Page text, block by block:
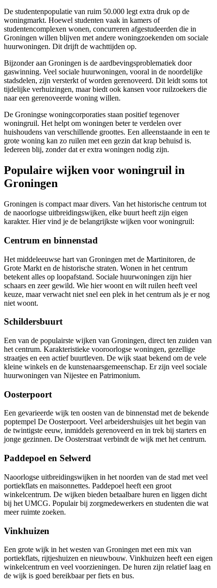
De studentenpopulatie van ruim 50.000 legt extra druk op de
woningmarkt. Hoewel studenten vaak in kamers of
studentencomplexen wonen, concurreren afgestudeerden die in
Groningen willen blijven met andere woningzoekenden om sociale
huurwoningen. Dit drijft de wachttijden op.
Bijzonder aan Groningen is de aardbevingsproblematiek door
gaswinning. Veel sociale huurwoningen, vooral in de noordelijke
stadsdelen, zijn versterkt of worden gerenoveerd. Dit leidt soms tot
tijdelijke verhuizingen, maar biedt ook kansen voor ruilzoekers die
naar een gerenoveerde woning willen.
De Groningse woningcorporaties staan positief tegenover
woningruil. Het helpt om woningen beter te verdelen over
huishoudens van verschillende groottes. Een alleenstaande in een te
grote woning kan zo ruilen met een gezin dat krap behuisd is.
Iedereen blij, zonder dat er extra woningen nodig zijn.
Populaire wijken voor woningruil in
Groningen
Groningen is compact maar divers. Van het historische centrum tot
de naoorlogse uitbreidingswijken, elke buurt heeft zijn eigen
karakter. Hier vind je de belangrijkste wijken voor woningruil:
Centrum en binnenstad
Het middeleeuwse hart van Groningen met de Martinitoren, de
Grote Markt en de historische straten. Wonen in het centrum
betekent alles op loopafstand. Sociale huurwoningen zijn hier
schaars en zeer gewild. Wie hier woont en wilt ruilen heeft veel
keuze, maar verwacht niet snel een plek in het centrum als je er nog
niet woont.
Schildersbuurt
Een van de populairste wijken van Groningen, direct ten zuiden van
het centrum. Karakteristieke vooroorlogse woningen, gezellige
straatjes en een actief buurtleven. De wijk staat bekend om de vele
kleine winkels en de kunstenaarsgemeenschap. Er zijn veel sociale
huurwoningen van Nijestee en Patrimonium.
Oosterpoort
Een gevarieerde wijk ten oosten van de binnenstad met de bekende
poptempel De Oosterpoort. Veel arbeidershuisjes uit het begin van
de twintigste eeuw, inmiddels gerenoveerd en in trek bij starters en
jonge gezinnen. De Oosterstraat verbindt de wijk met het centrum.
Paddepoel en Selwerd
Naoorlogse uitbreidingswijken in het noorden van de stad met veel
portiekflats en maisonnettes. Paddepoel heeft een groot
winkelcentrum. De wijken bieden betaalbare huren en liggen dicht
bij het UMCG. Populair bij zorgmedewerkers en studenten die wat
meer ruimte zoeken.
Vinkhuizen
Een grote wijk in het westen van Groningen met een mix van
portiekflats, rijtjeshuizen en nieuwbouw. Vinkhuizen heeft een eigen
winkelcentrum en veel voorzieningen. De huren zijn relatief laag en
de wijk is goed bereikbaar per fiets en bus.